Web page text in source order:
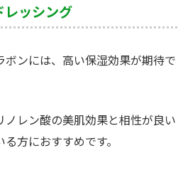
ッシング
ンには、高い保湿効果が期待で
レン酸の美肌効果と相性が良い
方におすすめです。